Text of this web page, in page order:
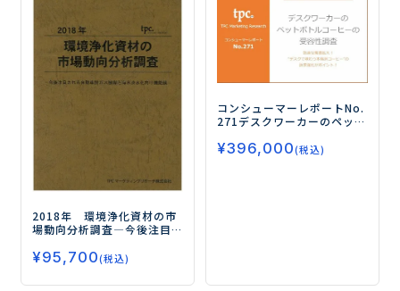
2018年 環境浄化資材の市
場動向分析調査―今後注目
海水淡水化向け機能膜―
¥95,700(税込)
コンシューマーレポートNo.
271デスクワーカーのペット
査―急速な需要拡大！“デス
クで味わう本格派コー
¥396,000(税込)